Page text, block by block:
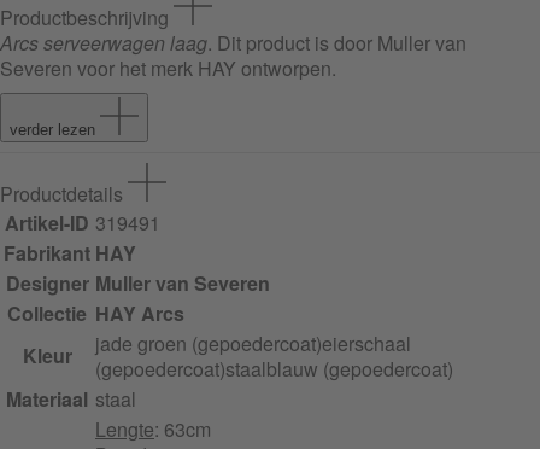
Productbeschrijving
Arcs serveerwagen laag. Dit product is door Muller van
Severen voor het merk HAY ontworpen.
verder lezen
Productdetails
Artikel-ID 319491
Fabrikant HAY
Designer Muller van Severen
Collectie HAY Arcs
Kleur
jade groen (gepoedercoat)eierschaal
(gepoedercoat)staalblauw (gepoedercoat)
Materiaal staal
Lengte: 63cm